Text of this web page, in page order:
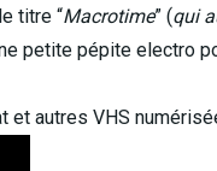
titre “Macrotime” (qui
petite pépite electro
et autres VHS